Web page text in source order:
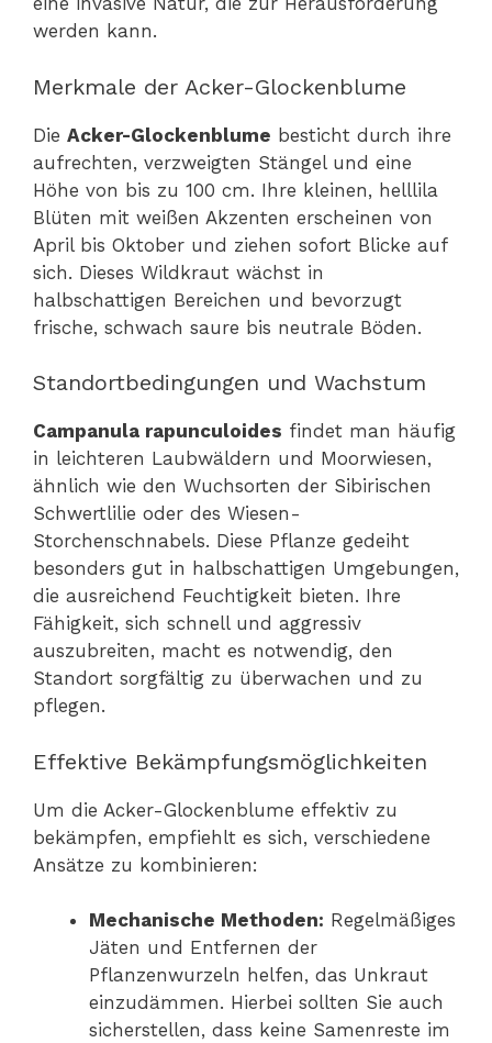
werden kann.
Merkmale der Acker-Glockenblume
Die Acker-Glockenblume besticht durch ihre
aufrechten, verzweigten Stängel und eine
Höhe von bis zu 100 cm. Ihre kleinen, helllila
Blüten mit weißen Akzenten erscheinen von
April bis Oktober und ziehen sofort Blicke auf
sich. Dieses Wildkraut wächst in
halbschattigen Bereichen und bevorzugt
frische, schwach saure bis neutrale Böden.
Standortbedingungen und Wachstum
Campanula rapunculoides findet man häufig
in leichteren Laubwäldern und Moorwiesen,
ähnlich wie den Wuchsorten der Sibirischen
Schwertlilie oder des Wiesen-
Storchenschnabels. Diese Pflanze gedeiht
besonders gut in halbschattigen Umgebungen,
die ausreichend Feuchtigkeit bieten. Ihre
Fähigkeit, sich schnell und aggressiv
auszubreiten, macht es notwendig, den
Standort sorgfältig zu überwachen und zu
pflegen.
Effektive Bekämpfungsmöglichkeiten
Um die Acker-Glockenblume effektiv zu
bekämpfen, empfiehlt es sich, verschiedene
Ansätze zu kombinieren:
Mechanische Methoden: Regelmäßiges
Jäten und Entfernen der
Pflanzenwurzeln helfen, das Unkraut
einzudämmen. Hierbei sollten Sie auch
sicherstellen, dass keine Samenreste im